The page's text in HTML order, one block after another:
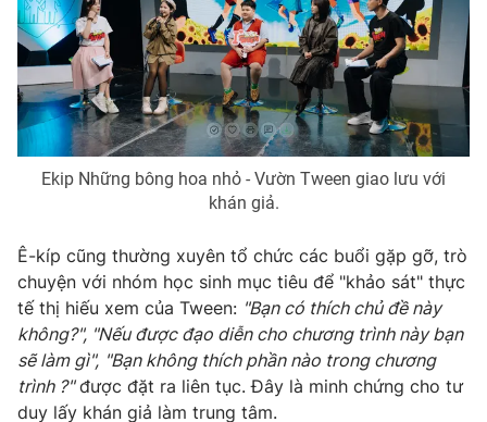
Ekip Những bông hoa nhỏ - Vườn Tween giao lưu với
khán giả.
Ê-kíp cũng thường xuyên tổ chức các buổi gặp gỡ, trò
chuyện với nhóm học sinh mục tiêu để "khảo sát" thực
tế thị hiếu xem của Tween: "Bạn có thích chủ đề này
không?", "Nếu được đạo diễn cho chương trình này bạn
sẽ làm gì", "Bạn không thích phần nào trong chương
trình ?"được đặt ra liên tục. Đây là minh chứng cho tư
duy lấy khán giả làm trung tâm.